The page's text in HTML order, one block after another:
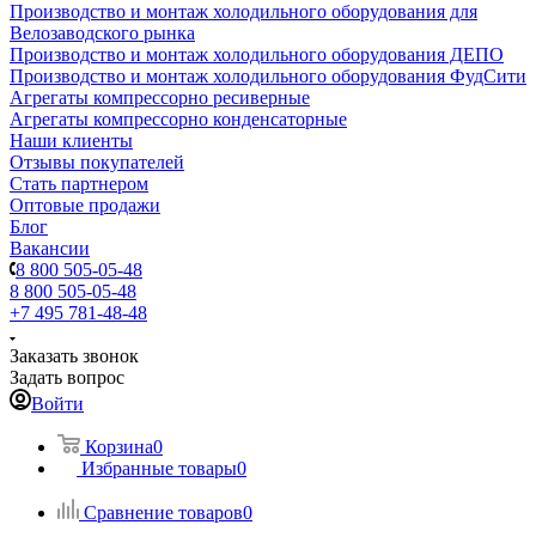
Производство и монтаж холодильного оборудования для
Велозаводского рынка
Производство и монтаж холодильного оборудования ДЕПО
Производство и монтаж холодильного оборудования ФудСити
Агрегаты компрессорно ресиверные
Агрегаты компрессорно конденсаторные
Наши клиенты
Отзывы покупателей
Стать партнером
Оптовые продажи
Блог
Вакансии
8 800 505-05-48
8 800 505-05-48
+7 495 781-48-48
Заказать звонок
Задать вопрос
Войти
Корзина0
Избранные товары0
Сравнение товаров0